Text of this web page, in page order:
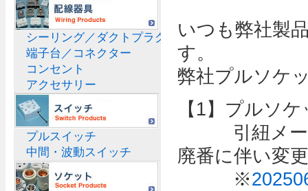
いつも弊社製
す。
弊社プルソケ
【1】プルソ
引紐メーカ
廃番に伴い変
※
シーリング／ダクトプラグ
端子台／コネクター
コンセント
アクセサリー
プルスイッチ
中間・波動スイッチ